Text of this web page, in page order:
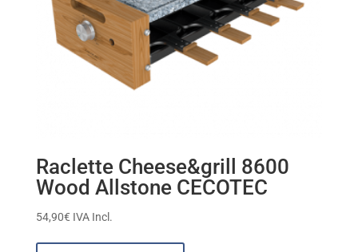
Raclette Cheese&grill 8600
Wood Allstone CECOTEC
54,90€ IVA Incl.